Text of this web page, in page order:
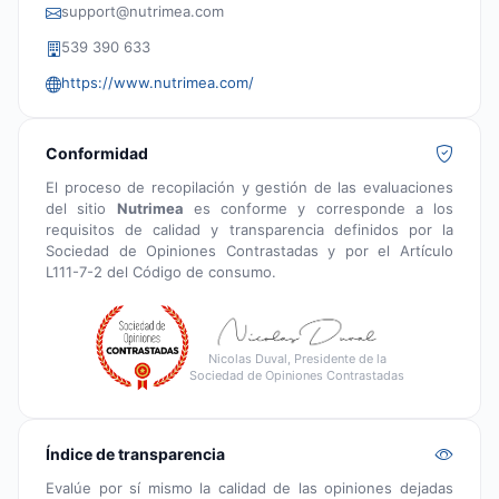
support@nutrimea.com
539 390 633
https://www.nutrimea.com/
Conformidad
El proceso de recopilación y gestión de las evaluaciones
del sitio Nutrimea es conforme y corresponde a los
requisitos de calidad y transparencia definidos por la
Sociedad de Opiniones Contrastadas y por el Artículo
L111-7-2 del Código de consumo.
Nicolas Duval, Presidente de la
Sociedad de Opiniones Contrastadas
Índice de transparencia
Evalúe por sí mismo la calidad de las opiniones dejadas